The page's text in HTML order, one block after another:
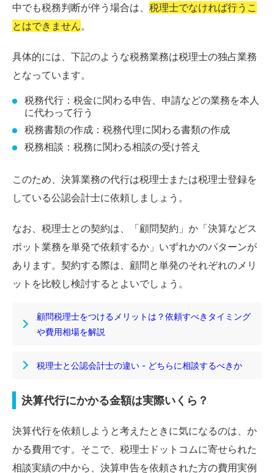
中でも税務判断が伴う場合は、 税理士でなければ行うこ
とはできません。
具体的には、下記のような税務業務は税理士の独占業務
となっています。
税務代行：税金に関わる申告、申請などの業務を本人
に代わって行う
税務書類の作成：税務代理に関わる書類の作成
税務相談：税務に関わる相談の受け答え
このため、決算業務の代行は税理士または税理士登録を
している公認会計士に依頼しましょう。
なお、税理士との契約は、「顧問契約」か「決算などス
ポット業務を単発で依頼するか」いずれかのパターンが
あります。契約する際は、顧問と単発のそれぞれのメリ
ットを比較し検討するとよいでしょう。
顧問税理士をつけるメリットは？依頼すべきタイミング
や費用相場を解説
税理士と公認会計士の違い - どちらに相談するべきか
決算代行にかかる金額は実際いくら？
決算代行を依頼しようと考えたときに気になるのは、か
かる費用です。そこで、税理士ドットコムに寄せられた
相談実績の中から、決算申告を依頼された方の費用実例